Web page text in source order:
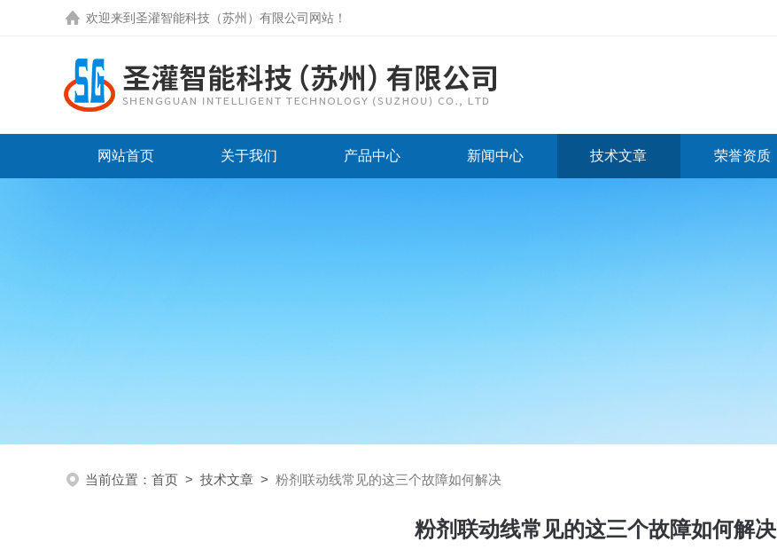
欢迎来到圣灌智能科技（苏州）有限公司网站！
网站首页 关于我们 产品中心 新闻中心 技术文章 荣誉资质
当前位置： 首页 > 技术文章 > 粉剂联动线常见的这三个故障如何解决
粉剂联动线常见的这三个故障如何解决